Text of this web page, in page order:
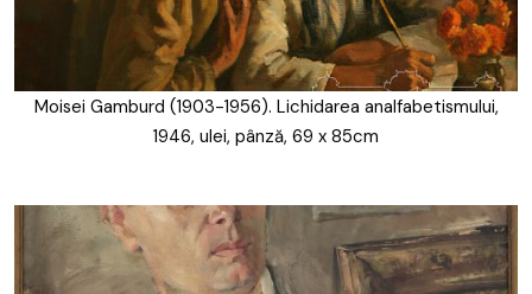
Moisei Gamburd (1903-1956). Lichidarea analfabetismului,
1946, ulei, pânză, 69 x 85cm